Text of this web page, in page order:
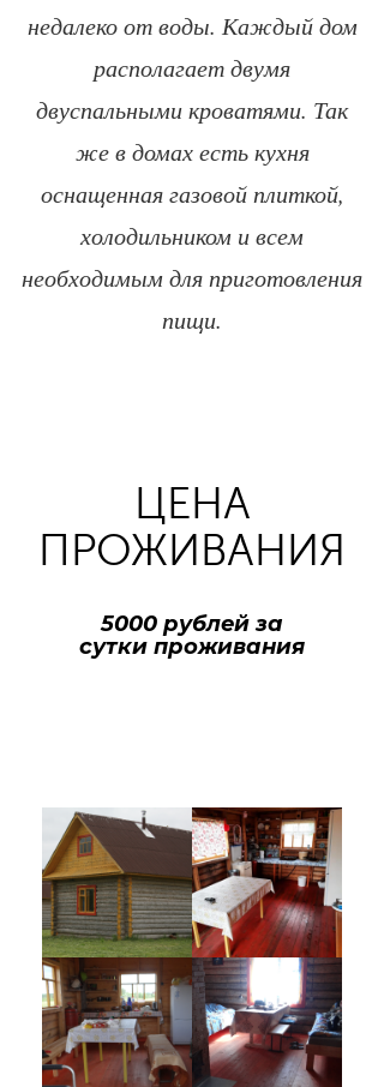
недалеко от воды. Каждый дом
располагает двумя
двуспальными кроватями. Так
же в домах есть кухня
оснащеннаягазовой плиткой,
холодильником и всем
необходимым для приготовления
пищи.
ЦЕНА
ПРОЖИВАНИЯ
5000 рублей за
сутки проживания